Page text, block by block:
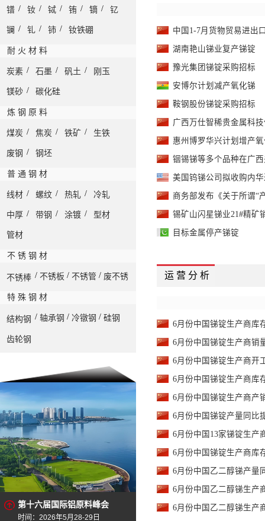
镨 / 钕 / 铽 / 铕 / 镝 / 钇
镧 / 钆 / 铈 / 钕铁硼
耐 火 材 料
炭素 / 石墨 / 矾土 / 刚玉
镁砂 / 碳化硅
炼 钢 原 料
煤炭 / 焦炭 / 铁矿 / 生铁
废钢 / 钢坯
普 通 钢 材
线材 / 螺纹 / 热轧 / 冷轧
中厚 / 带钢 / 涂镀 / 型材
管材
不 锈 钢 材
不锈棒 / 不锈板 / 不锈管 / 废不锈
特 殊 钢 材
结构钢 / 轴承钢 / 冷镦钢 / 硅钢
齿轮钢
第十六届国际铝原料峰会
时间：2026年5月28-29日
氧化锑-99.8%min 中国离岸
乙二醇锑-57%min 中国交到
中国1-7月货物贸易进出
湖南艳山锑业复产锑锭
豫光集团锑锭采购招标
安博尔计划减产氧化锑
鞍钢股份锑锭采购招标
广西万仕智稀贵金属科
惠州博罗华兴计划增产
铟锡锑等多个品种在广
美国钨锑公司拟收购内
商务部发布《关于所谓“
锡矿山闪星锑业21#精矿
目标金属停产锑锭
运 营 分 析
6月份中国锑锭生产商库
6月份中国锑锭生产商销
6月份中国锑锭生产商开
6月份中国锑锭生产商库
6月份中国锑锭生产商产
6月份中国锑锭产量同比
6月份中国13家锑锭生产
6月份中国锑锭生产商库
6月份中国乙二醇锑产量
6月份中国乙二醇锑生产
6月份中国乙二醇锑生产